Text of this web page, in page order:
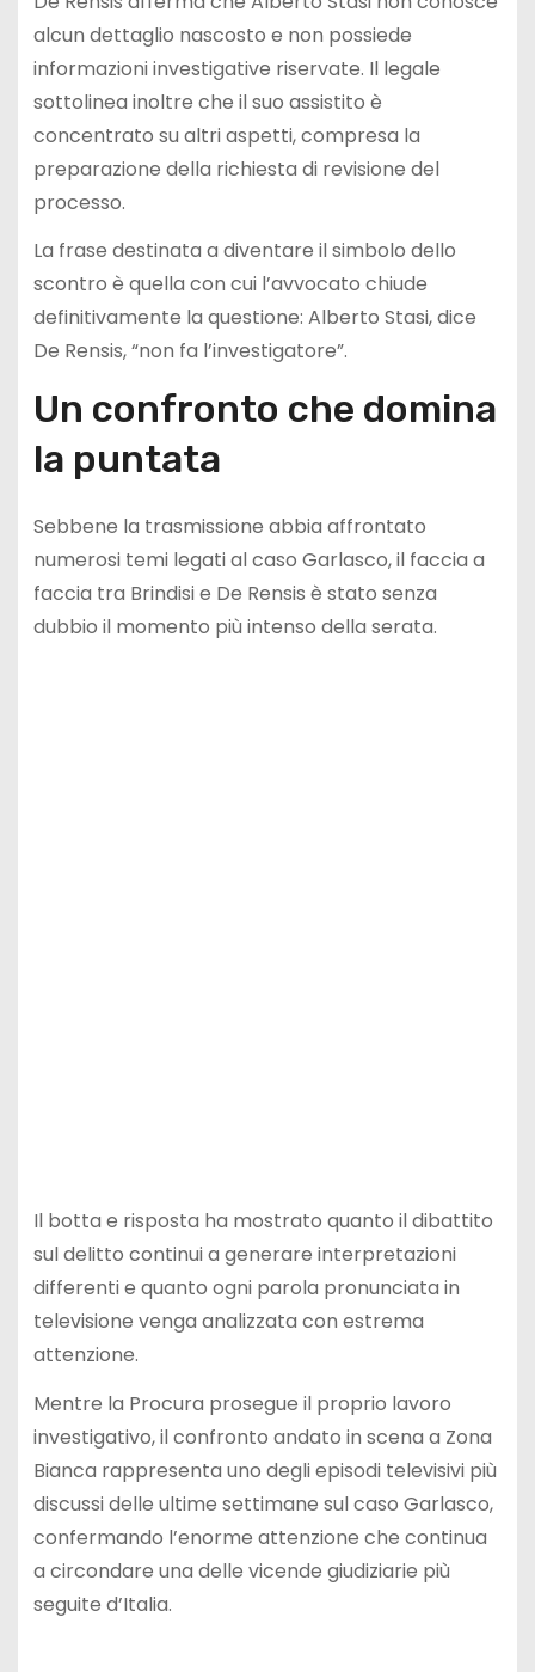
alcun dettaglio nascosto e non possiede
informazioni investigative riservate. Il legale
sottolinea inoltre che il suo assistito è
concentrato su altri aspetti, compresa la
preparazione della richiesta di revisione del
processo.
La frase destinata a diventare il simbolo dello
scontro è quella con cui l’avvocato chiude
definitivamente la questione: Alberto Stasi, dice
De Rensis, “non fa l’investigatore”.
Un confronto che domina
la puntata
Sebbene la trasmissione abbia affrontato
numerosi temi legati al caso Garlasco, il faccia a
faccia tra Brindisi e De Rensis è stato senza
dubbio il momento più intenso della serata.
Il botta e risposta ha mostrato quanto il dibattito
sul delitto continui a generare interpretazioni
differenti e quanto ogni parola pronunciata in
televisione venga analizzata con estrema
attenzione.
Mentre la Procura prosegue il proprio lavoro
investigativo, il confronto andato in scena a Zona
Bianca rappresenta uno degli episodi televisivi più
discussi delle ultime settimane sul caso Garlasco,
confermando l’enorme attenzione che continua
a circondare una delle vicende giudiziarie più
seguite d’Italia.